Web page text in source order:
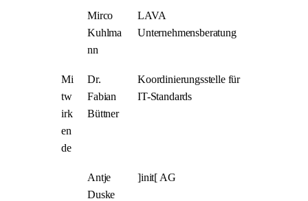
Mirco
Kuhlma
nn
LAVA
Unternehmensberatung
Mi
tw
irk
en
de
Dr.
Fabian
Büttner
Koordinierungsstelle für
IT-Standards
Antje
Duske
]init[ AG